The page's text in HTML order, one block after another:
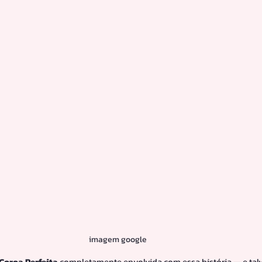
imagem google